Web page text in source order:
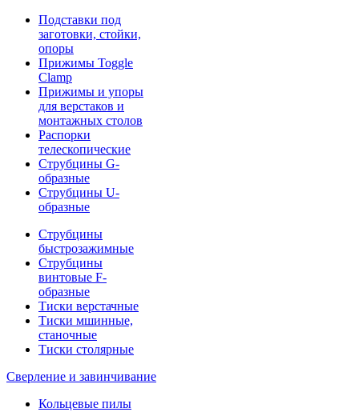
Подставки под
заготовки, стойки,
опоры
Прижимы Toggle
Clamp
Прижимы и упоры
для верстаков и
монтажных столов
Распорки
телескопические
Струбцины G-
образные
Струбцины U-
образные
Струбцины
быстрозажимные
Струбцины
винтовые F-
образные
Тиски верстачные
Тиски мшинные,
станочные
Тиски столярные
Сверление и завинчивание
Кольцевые пилы